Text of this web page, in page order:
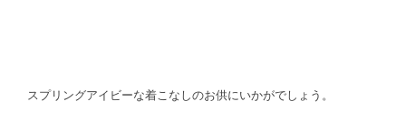
スプリングアイビーな着こなしのお供にいかがでしょう。